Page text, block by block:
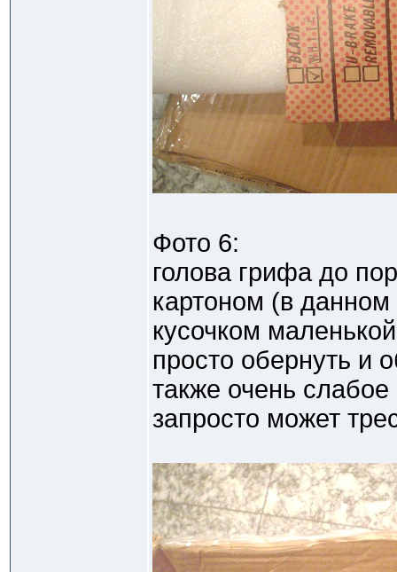
Фото 6:
голова грифа до
картоном (в
кусочком
просто обернуть и
также очень
запросто может